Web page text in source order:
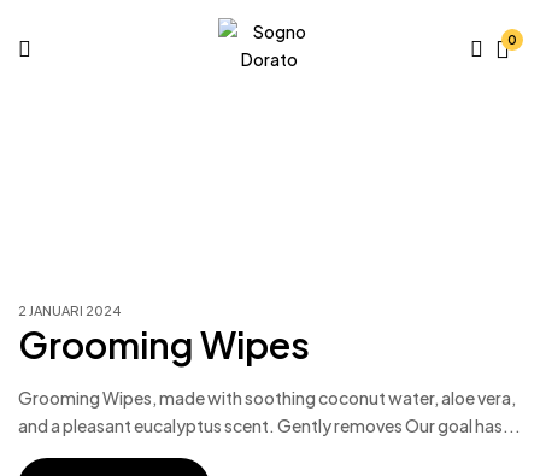
0
2 JANUARI 2024
Grooming Wipes
Grooming Wipes, made with soothing coconut water, aloe vera,
and a pleasant eucalyptus scent. Gently removes Our goal has...